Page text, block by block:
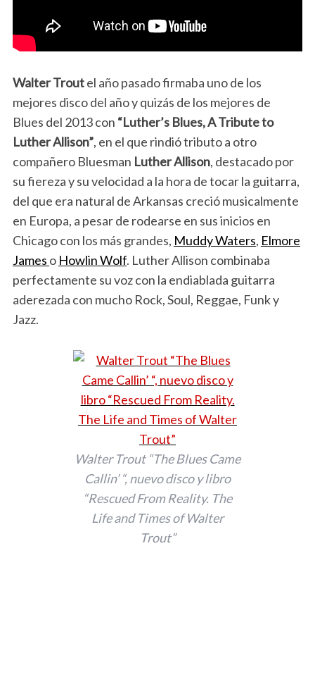
Walter Troutel año pasado firmaba uno de los
mejores disco del año y quizás de los mejores de
Blues del 2013 con “Luther’s Blues, A Tribute to
Luther Allison”, en el que rindió tributo a otro
compañero Bluesman Luther Allison, destacado por
su fiereza y su velocidad a la hora de tocar la guitarra,
del que era natural de Arkansas creció musicalmente
en Europa, a pesar de rodearse en sus inicios en
Chicago con los más grandes, Muddy Waters, Elmore
James o Howlin Wolf. Luther Allison combinaba
perfectamente su voz con la endiablada guitarra
aderezada con mucho Rock, Soul, Reggae, Funk y
Jazz.
Walter Trout “The Blues Came
Callin’ “, nuevo disco y libro
“Rescued From Reality. The
Life and Times of Walter
Trout”